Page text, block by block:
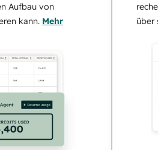
von
Mehr
über sie